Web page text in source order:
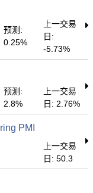
预测:
0.25%
上一交易
日:
-5.73%
预测:
2.8%
上一交易
日: 2.76%
PMI
上一交易
日: 50.3